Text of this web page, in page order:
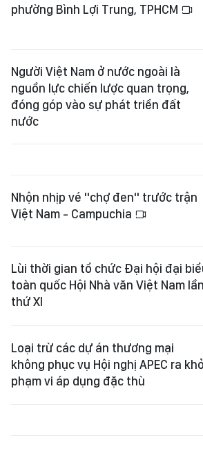
phường Bình Lợi Trung, TPHCM
Người Việt Nam ở nước ngoài là
nguồn lực chiến lược quan trọng,
đóng góp vào sự phát triển đất
nước
Nhộn nhịp vé "chợ đen" trước trận
Việt Nam - Campuchia
Lùi thời gian tổ chức Đại hội đại
toàn quốc Hội Nhà văn Việt Nam lần
thứ XI
Loại trừ các dự án thương mại
không phục vụ Hội nghị APEC ra
phạm vi áp dụng đặc thù